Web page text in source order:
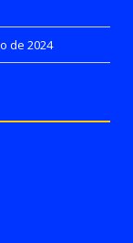
de 2024